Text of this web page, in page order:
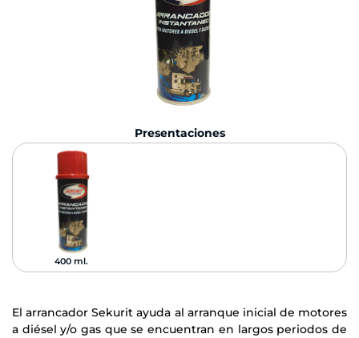
Presentaciones
400 ml.
El arrancador Sekurit ayuda al arranque inicial de motores
a diésel y/o gas que se encuentran en largos periodos de